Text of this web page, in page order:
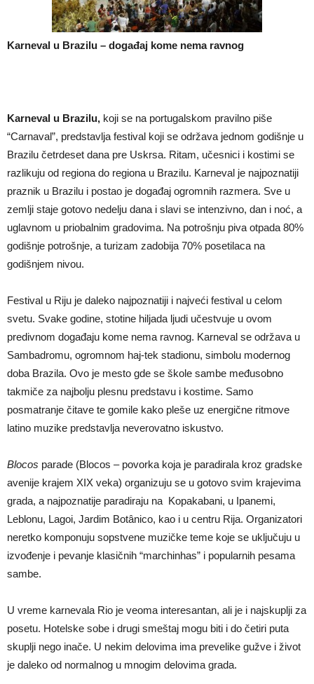
Karneval u Brazilu – događaj kome nema ravnog
Karneval u Brazilu, koji se na portugalskom pravilno piše
“Carnaval”, predstavlja festival koji se održava jednom godišnje u
Brazilu četrdeset dana pre Uskrsa. Ritam, učesnici i kostimi se
razlikuju od regiona do regiona u Brazilu. Karneval je najpoznatiji
praznik u Brazilu i postao je događaj ogromnih razmera. Sve u
zemlji staje gotovo nedelju dana i slavi se intenzivno, dan i noć, a
uglavnom u priobalnim gradovima. Na potrošnju piva otpada 80%
godišnje potrošnje, a turizam zadobija 70% posetilaca na
godišnjem nivou.
Festival u Riju je daleko najpoznatiji i najveći festival u celom
svetu. Svake godine, stotine hiljada ljudi učestvuje u ovom
predivnom događaju kome nema ravnog. Karneval se održava u
Sambadromu, ogromnom haj-tek stadionu, simbolu modernog
doba Brazila. Ovo je mesto gde se škole sambe međusobno
takmiče za najbolju plesnu predstavu i kostime. Samo
posmatranje čitave te gomile kako pleše uz energične ritmove
latino muzike predstavlja neverovatno iskustvo.
Blocos parade (Blocos – povorka koja je paradirala kroz gradske
avenije krajem XIX veka) organizuju se u gotovo svim krajevima
grada, a najpoznatije paradiraju na Kopakabani, u Ipanemi,
Leblonu, Lagoi, Jardim Botânico, kao i u centru Rija. Organizatori
neretko komponuju sopstvene muzičke teme koje se uključuju u
izvođenje i pevanje klasičnih “marchinhas” i popularnih pesama
sambe.
U vreme karnevala Rio je veoma interesantan, ali je i najskuplji za
posetu. Hotelske sobe i drugi smeštaj mogu biti i do četiri puta
skuplji nego inače. U nekim delovima ima prevelike gužve i život
je daleko od normalnog u mnogim delovima grada.